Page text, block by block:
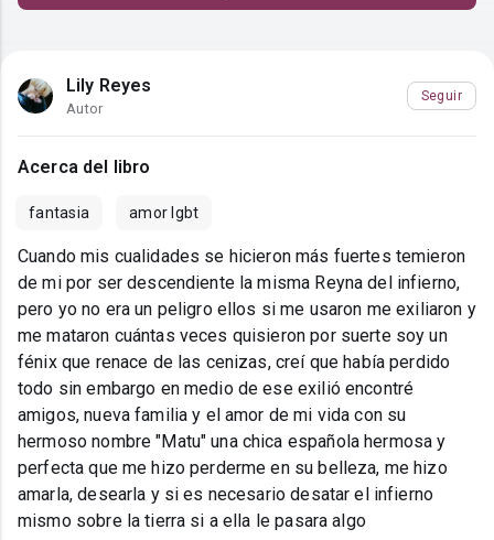
Lily Reyes
Autor
Seguir
Acerca del libro
fantasia amor lgbt
Cuando mis cualidades se hicieron más fuertes temieron
de mi por ser descendiente la misma Reyna del infierno,
pero yo no era un peligro ellos si me usaron me exiliaron y
me mataron cuántas veces quisieron por suerte soy un
fénix que renace de las cenizas, creí que había perdido
todo sin embargo en medio de ese exilió encontré
amigos, nueva familia y el amor de mi vida con su
hermoso nombre "Matu" una chica española hermosa y
perfecta que me hizo perderme en su belleza, me hizo
amarla, desearla y si es necesario desatar el infierno
mismo sobre la tierra si a ella le pasara algo